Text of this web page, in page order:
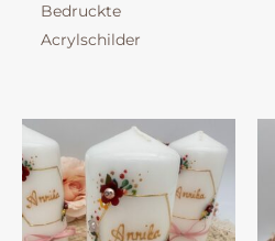
Bedruckte
Acrylschilder